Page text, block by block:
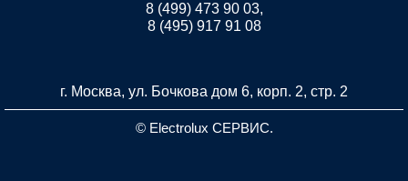
8 (499) 473 90 03,
8 (495) 917 91 08
г. Москва, ул. Бочкова дом 6, корп. 2, стр. 2
© Electrolux СЕРВИС.